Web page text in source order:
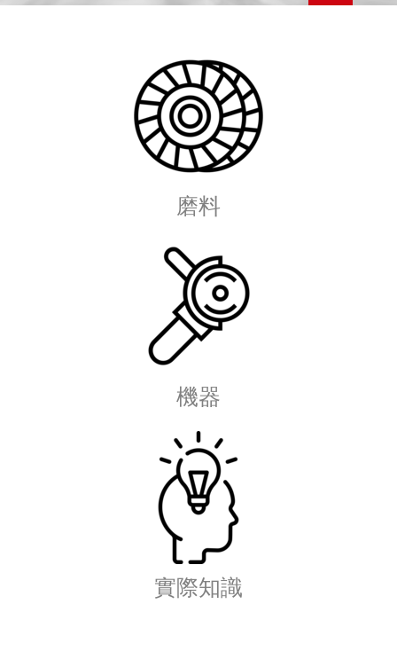
磨料
機器
實際知識